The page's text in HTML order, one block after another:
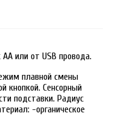
или от USB провода.
плавной смены
кнопкой. Сенсорный
подставки. Радиус
-органическое